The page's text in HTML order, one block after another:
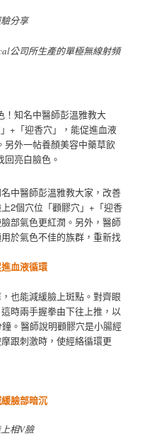
分享
公司所生產的單極無線射頻
！知名中醫師彭溫雅教大
+「迎香穴」，能促進血液
另外一帖養顏美容中藥草飲
亮白臉色。
中醫師彭溫雅教大家，改善
2個穴位「顴髎穴」+「迎香
部氣色更紅潤。另外，醫師
於氣色不佳的族群，重新找
血液循環
也能減緩臉上斑點。對齊眼
時兩手握拳由下往上推，以
。醫師說明顴髎穴是小腸經
跟刺激時，使經絡循環更
臉部暗沉
相V臉